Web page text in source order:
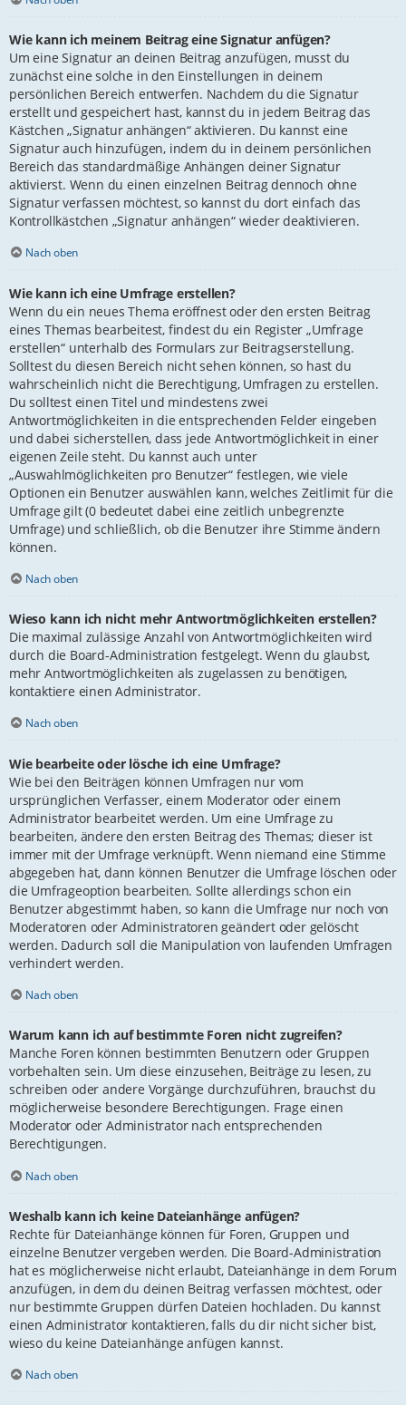
Wie kann ich meinem Beitrag eine Signatur anfügen?
Um eine Signatur an deinen Beitrag anzufügen, musst du
zunächst eine solche in den Einstellungen in deinem
persönlichen Bereich entwerfen. Nachdem du die Signatur
erstellt und gespeichert hast, kannst du in jedem Beitrag das
Kästchen „Signatur anhängen“ aktivieren. Du kannst eine
Signatur auch hinzufügen, indem du in deinem persönlichen
Bereich das standardmäßige Anhängen deiner Signatur
aktivierst. Wenn du einen einzelnen Beitrag dennoch ohne
Signatur verfassen möchtest, so kannst du dort einfach das
Kontrollkästchen „Signatur anhängen“ wieder deaktivieren.
Nach oben
Wie kann ich eine Umfrage erstellen?
Wenn du ein neues Thema eröffnest oder den ersten Beitrag
eines Themas bearbeitest, findest du ein Register „Umfrage
erstellen“ unterhalb des Formulars zur Beitragserstellung.
Solltest du diesen Bereich nicht sehen können, so hast du
wahrscheinlich nicht die Berechtigung, Umfragen zu erstellen.
Du solltest einen Titel und mindestens zwei
Antwortmöglichkeiten in die entsprechenden Felder eingeben
und dabei sicherstellen, dass jede Antwortmöglichkeit in einer
eigenen Zeile steht. Du kannst auch unter
„Auswahlmöglichkeiten pro Benutzer“ festlegen, wie viele
Optionen ein Benutzer auswählen kann, welches Zeitlimit für die
Umfrage gilt (0 bedeutet dabei eine zeitlich unbegrenzte
Umfrage) und schließlich, ob die Benutzer ihre Stimme ändern
können.
Nach oben
Wieso kann ich nicht mehr Antwortmöglichkeiten erstellen?
Die maximal zulässige Anzahl von Antwortmöglichkeiten wird
durch die Board-Administration festgelegt. Wenn du glaubst,
mehr Antwortmöglichkeiten als zugelassen zu benötigen,
kontaktiere einen Administrator.
Nach oben
Wie bearbeite oder lösche ich eine Umfrage?
Wie bei den Beiträgen können Umfragen nur vom
ursprünglichen Verfasser, einem Moderator oder einem
Administrator bearbeitet werden. Um eine Umfrage zu
bearbeiten, ändere den ersten Beitrag des Themas; dieser ist
immer mit der Umfrage verknüpft. Wenn niemand eine Stimme
abgegeben hat, dann können Benutzer die Umfrage löschen oder
die Umfrageoption bearbeiten. Sollte allerdings schon ein
Benutzer abgestimmt haben, so kann die Umfrage nur noch von
Moderatoren oder Administratoren geändert oder gelöscht
werden. Dadurch soll die Manipulation von laufenden Umfragen
verhindert werden.
Nach oben
Warum kann ich auf bestimmte Foren nicht zugreifen?
Manche Foren können bestimmten Benutzern oder Gruppen
vorbehalten sein. Um diese einzusehen, Beiträge zu lesen, zu
schreiben oder andere Vorgänge durchzuführen, brauchst du
möglicherweise besondere Berechtigungen. Frage einen
Moderator oder Administrator nach entsprechenden
Berechtigungen.
Nach oben
Weshalb kann ich keine Dateianhänge anfügen?
Rechte für Dateianhänge können für Foren, Gruppen und
einzelne Benutzer vergeben werden. Die Board-Administration
hat es möglicherweise nicht erlaubt, Dateianhänge in dem Forum
anzufügen, in dem du deinen Beitrag verfassen möchtest, oder
nur bestimmte Gruppen dürfen Dateien hochladen. Du kannst
einen Administrator kontaktieren, falls du dir nicht sicher bist,
wieso du keine Dateianhänge anfügen kannst.
Nach oben